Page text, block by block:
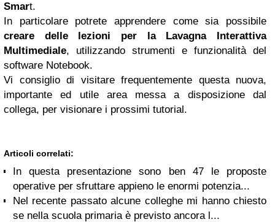
Smart.
In particolare potrete apprendere come sia possibile
creare delle lezioni per la Lavagna Interattiva
Multimediale, utilizzando strumenti e funzionalità del
software Notebook.
Vi consiglio di visitare frequentemente questa nuova,
importante ed utile area messa a disposizione dal
collega, per visionare i prossimi tutorial.
Articoli correlati:
In questa presentazione sono ben 47 le proposte
operative per sfruttare appieno le enormi potenzia...
Nel recente passato alcune colleghe mi hanno chiesto
se nella scuola primaria è previsto ancora l...